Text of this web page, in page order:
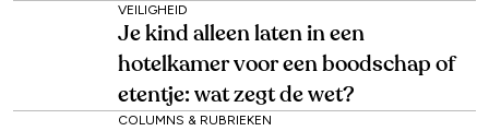
VEILIGHEID
Je kind alleen laten in een
hotelkamer voor een boodschap of
etentje: wat zegt de wet?
COLUMNS & RUBRIEKEN